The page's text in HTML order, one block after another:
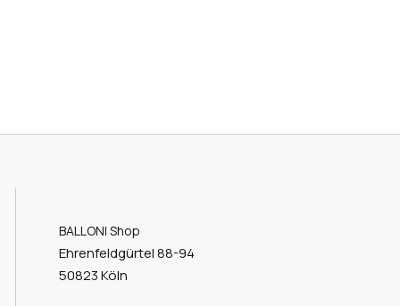
BALLONI Shop
Ehrenfeldgürtel 88-94
50823 Köln